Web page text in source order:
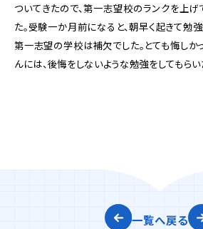
ついてきたので、第一志望校のランクを上げ
た。受験一か月前になると、朝早く起きて勉
第一志望の学校は補欠でした。とても悔しか
んには、後悔をしないような勉強をしてもらい
一覧へ戻る